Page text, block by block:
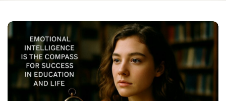
تحقّق من الشهادة
تسجيل / اشتراك